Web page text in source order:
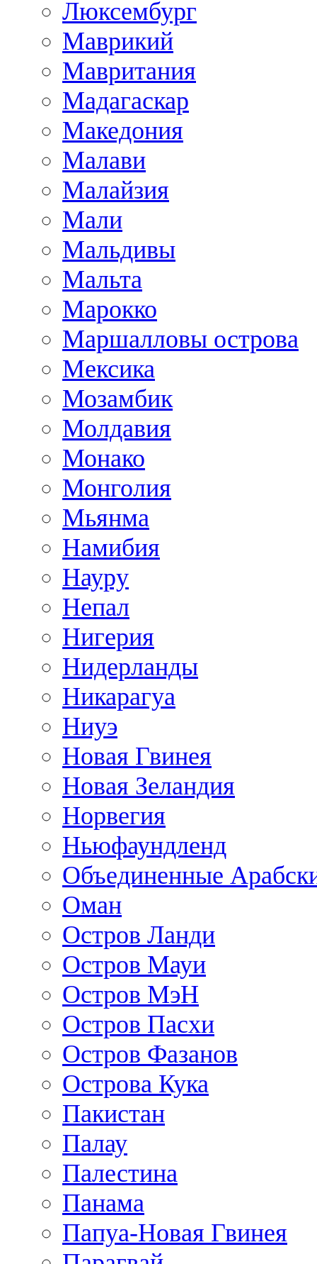
Люксембург
Маврикий
Мавритания
Мадагаскар
Македония
Малави
Малайзия
Мали
Мальдивы
Мальта
Марокко
Маршалловы острова
Мексика
Мозамбик
Молдавия
Монако
Монголия
Мьянма
Намибия
Науру
Непал
Нигерия
Нидерланды
Никарагуа
Ниуэ
Новая Гвинея
Новая Зеландия
Норвегия
Ньюфаундленд
Объединенные
Оман
Остров Ланди
Остров Мауи
Остров МэН
Остров Пасхи
Остров Фазанов
Острова Кука
Пакистан
Палау
Палестина
Панама
Папуа-Новая Гвинея